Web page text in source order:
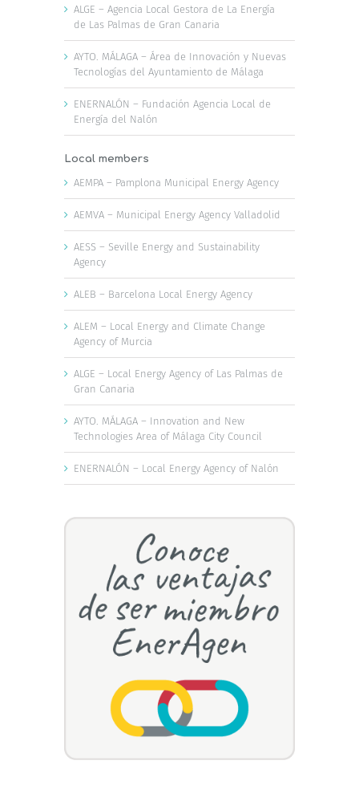
ALGE – Agencia Local Gestora de La Energía
de Las Palmas de Gran Canaria
AYTO. MÁLAGA – Área de Innovación y Nuevas
Tecnologías del Ayuntamiento de Málaga
ENERNALÓN – Fundación Agencia Local de
Energía del Nalón
Local members
AEMPA – Pamplona Municipal Energy Agency
AEMVA – Municipal Energy Agency Valladolid
AESS – Seville Energy and Sustainability
Agency
ALEB – Barcelona Local Energy Agency
ALEM – Local Energy and Climate Change
Agency of Murcia
ALGE – Local Energy Agency of Las Palmas de
Gran Canaria
AYTO. MÁLAGA – Innovation and New
Technologies Area of Málaga City Council
ENERNALÓN – Local Energy Agency of Nalón